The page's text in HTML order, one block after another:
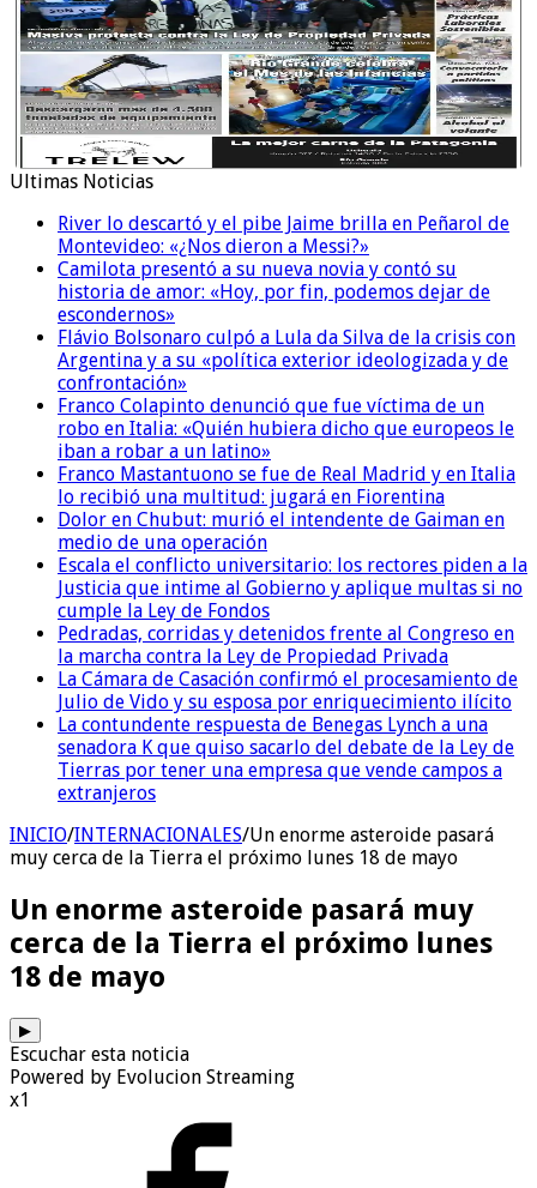
Ultimas Noticias
River lo descartó y el pibe Jaime brilla en Peñarol de
Montevideo: «¿Nos dieron a Messi?»
Camilota presentó a su nueva novia y contó su
historia de amor: «Hoy, por fin, podemos dejar de
escondernos»
Flávio Bolsonaro culpó a Lula da Silva de la crisis con
Argentina y a su «política exterior ideologizada y de
confrontación»
Franco Colapinto denunció que fue víctima de un
robo en Italia: «Quién hubiera dicho que europeos le
iban a robar a un latino»
Franco Mastantuono se fue de Real Madrid y en Italia
lo recibió una multitud: jugará en Fiorentina
Dolor en Chubut: murió el intendente de Gaiman en
medio de una operación
Escala el conflicto universitario: los rectores piden a la
Justicia que intime al Gobierno y aplique multas si no
cumple la Ley de Fondos
Pedradas, corridas y detenidos frente al Congreso en
la marcha contra la Ley de Propiedad Privada
La Cámara de Casación confirmó el procesamiento de
Julio de Vido y su esposa por enriquecimiento ilícito
La contundente respuesta de Benegas Lynch a una
senadora K que quiso sacarlo del debate de la Ley de
Tierras por tener una empresa que vende campos a
extranjeros
INICIO/INTERNACIONALES/Un enorme asteroide pasará
muy cerca de la Tierra el próximo lunes 18 de mayo
Un enorme asteroide pasará muy
cerca de la Tierra el próximo lunes
18 de mayo
▶
Escuchar esta noticia
Powered by Evolucion Streaming
x1